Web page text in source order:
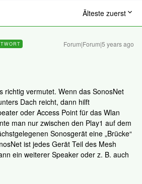
Älteste zuerst
Forum|Forum|5 years ago
richtig vermutet. Wenn das SonosNet
Dach reicht, dann hilft
oder Access Point für das Wlan
man nur zwischen den Play1 auf dem
Sonosgerät eine „Brücke“
ist jedes Gerät Teil des Mesh
ein weiterer Speaker oder z. B. auch